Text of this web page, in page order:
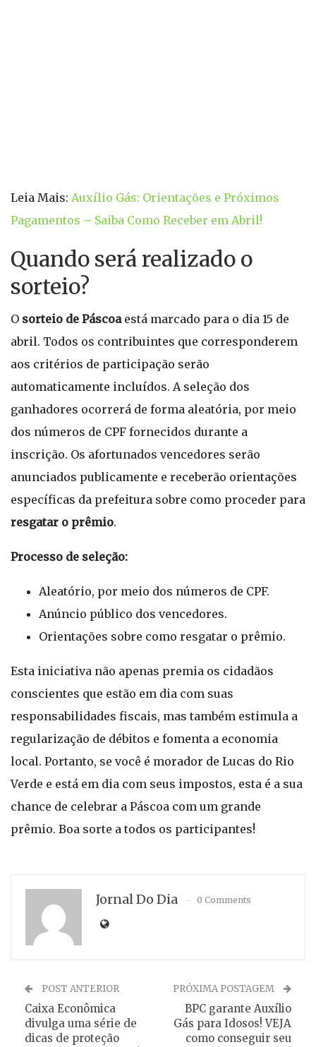
Leia Mais: Auxílio Gás: Orientações e Próximos
Pagamentos – Saiba Como Receber em Abril!
Quando será realizado o
sorteio?
O sorteio de Páscoaestá marcado para o dia 15 de
abril. Todos os contribuintes que corresponderem
aos critérios de participação serão
automaticamente incluídos. A seleção dos
ganhadores ocorrerá de forma aleatória, por meio
dos números de CPF fornecidos durante a
inscrição. Os afortunados vencedores serão
anunciados publicamente e receberão orientações
específicas da prefeitura sobre como proceder para
resgatar o prêmio.
Processo de seleção:
Aleatório, por meio dos números de CPF.
Anúncio público dos vencedores.
Orientações sobre como resgatar o prêmio.
Esta iniciativa não apenas premia os cidadãos
conscientes que estão em dia com suas
responsabilidades fiscais, mas também estimula a
regularização de débitos e fomenta a economia
local. Portanto, se você é morador de Lucas do Rio
Verde e está em dia com seus impostos, esta é a sua
chance de celebrar a Páscoa com um grande
prêmio. Boa sorte a todos os participantes!
Jornal Do Dia 0 Comments
POST ANTERIOR
Caixa Econômica
divulga uma série de
dicas de proteção
PRÓXIMA POSTAGEM
BPC garante Auxílio
Gás para Idosos! VEJA
como conseguir seu